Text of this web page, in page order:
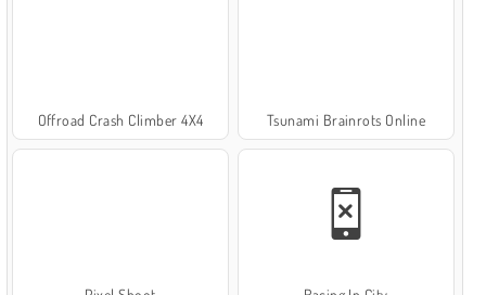
Offroad Crash Climber 4X4 Tsunami Brainrots Online